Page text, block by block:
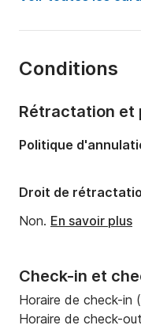
Capacité à bord:
Nombre de salles de
Conditions
Check-in et
Horaire de check-in
Horaire de check-
Rétractation et
Politique
Droit de
Non. En savoir plus